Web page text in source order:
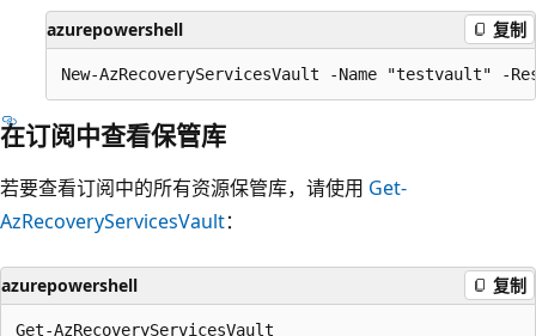
azurepowershell 复制
在订阅中查看保管库
若要查看订阅中的所有资源保管库，请使用 Get-
AzRecoveryServicesVault：
azurepowershell 复制